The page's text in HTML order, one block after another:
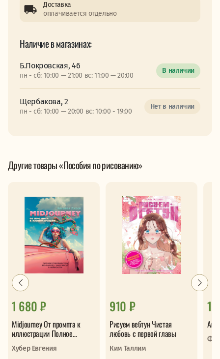
Доставка
оплачивается отдельно
Наличие в магазинах:
Б.Покровская, 46
пн - сб: 10:00 — 21:00 вс: 11:00 — 20:00
В наличии
Щербакова, 2
пн - сб: 10:00 — 20:00 вс: 10:00 - 19:00
Нет в наличии
Другие товары «Пособия по рисованию»
1 680 ₽
Midjourney От промпта к
иллюстрации Полное
руководство по работе с
визуалом в не
Хубер Евгения
910 ₽
Рисуем вебтун Чистая
любовь с первой главы
Ким Таллим
1